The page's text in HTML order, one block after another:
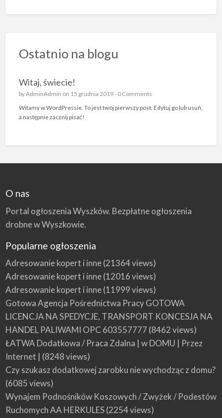
Ostatnio na blogu
Witaj, świecie!
byAdminAdmin on 15 grudnia 2019 - 0 Comments
Witamy w WordPressie. To jest twój pierwszy post. Edytuj go lub usuń,
a następnie zacznij pisać!
O nas
Portal ogłoszenia Wyszków. Bezpłatne ogłoszenia
drobne w Wyszkowie.
Popularne ogłoszenia
Adresowanie kopert i inne(21364 views)
Adresowanie kopert i inne(12016 views)
Adresowanie kopert i inne(11999 views)
Gotowa Agencja Pośrednictwa Pracy GOTOWA
LICENCJA NA SPEDYCJE, TRANSPORT KONCESJA NA
HANDEL PALIWAMI OPC 603557777 (8462 views)
ŁATWA Dodatkowa / Praca Zdalna | w DOMU | Przez
Internet | (8248 views)
Czy szukasz dodatkowej zarobku nie wychodząc z domu?
(6085 views)
Wynajem Podnośników Koszowych / Zwyżek / Podestów
Ruchomych AA HERKULES(2254 views)